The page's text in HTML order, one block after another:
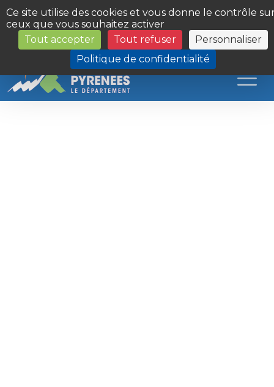
Panneau de gestion des cookies
Ce site utilise des cookies et vous donne le contrôle
ceux que vous souhaitez activer
Tout accepter
Tout refuser
Personnaliser
Politique de confidentialité
Les Sites du Département